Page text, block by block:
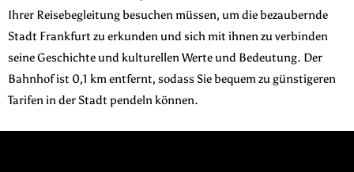
Ihrer Reisebegleitung besuchen müssen, um die bezaubernde
Stadt Frankfurt zu erkunden und sich mit ihnen zu verbinden
seine Geschichte und kulturellen Werte und Bedeutung. Der
Bahnhof ist 0,1 km entfernt, sodass Sie bequem zu günstigeren
Tarifen in der Stadt pendeln können.